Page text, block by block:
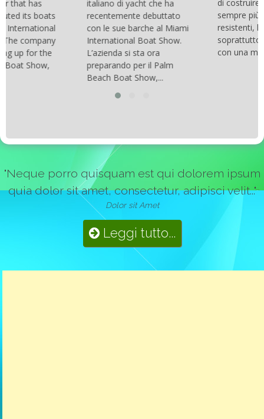
italiano di yacht che ha
recentemente debuttato
con le sue barche al Miami
International Boat Show.
L’azienda si sta ora
preparando per il Palm
Beach Boat Show,...
di costruire catamarani
sempre più belli, compatti,
resistenti, leggeri e
soprattutto stabili veloci
con una manovrabilità...
"Neque porro quisquam est qui dolorem ipsum
quia dolor sit amet, consectetur, adipisci velit..."
Dolor sit Amet
Leggi tutto...